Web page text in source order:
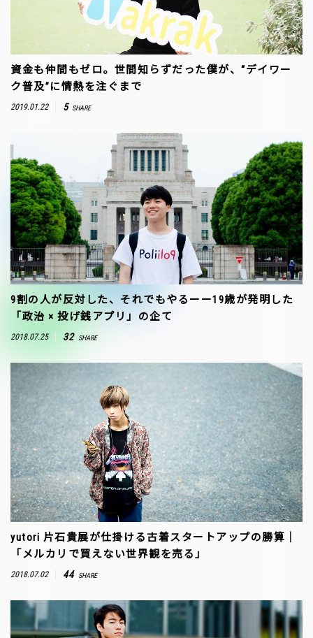
資金も仲間もゼロ。世間知らずだった僕が、“デイワー
ク普及”に情熱を注ぐまで
2019.01.22 5 SHARE
9割の人が反対した、それでもやるーー19歳が発明した
「政治 × 投げ銭アプリ」の企て
2018.07.25 32 SHARE
yutori 片石貴展が仕掛ける古着スタートアップの勝算｜
「メルカリで買えない世界観を売る」
2018.07.02 44 SHARE